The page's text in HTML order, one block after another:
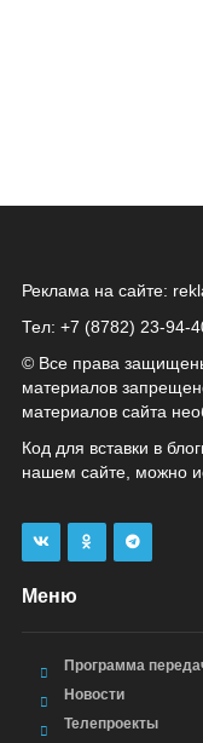
Реклама на сайте:
Тел: +7 (8782)
© Все права
материалов
материалов сайта
Код для вставки в
нашем сайте, можно
Меню
Программа
Новости
Телепроекты